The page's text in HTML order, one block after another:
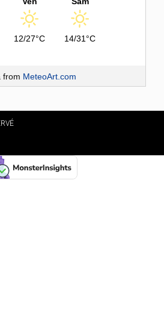
12/27°C 14/31°C
from MeteoArt.com